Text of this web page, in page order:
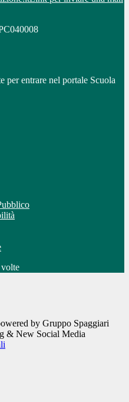
per entrare nel portale Scuola
by Gruppo Spaggiari
& New Social Media